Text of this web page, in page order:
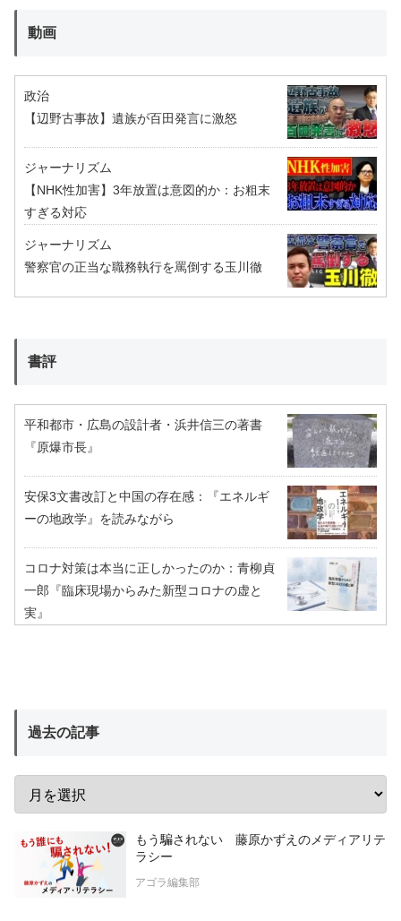
動画
政治
【辺野古事故】遺族が百田発言に激怒
ジャーナリズム
【NHK性加害】3年放置は意図的か：お粗末
すぎる対応
ジャーナリズム
警察官の正当な職務執行を罵倒する玉川徹
書評
平和都市・広島の設計者・浜井信三の著書
『原爆市長』
安保3文書改訂と中国の存在感：『エネルギ
ーの地政学』を読みながら
コロナ対策は本当に正しかったのか：青柳貞
一郎『臨床現場からみた新型コロナの虚と
実』
過去の記事
もう騙されない 藤原かずえのメディアリテ
ラシー
アゴラ編集部